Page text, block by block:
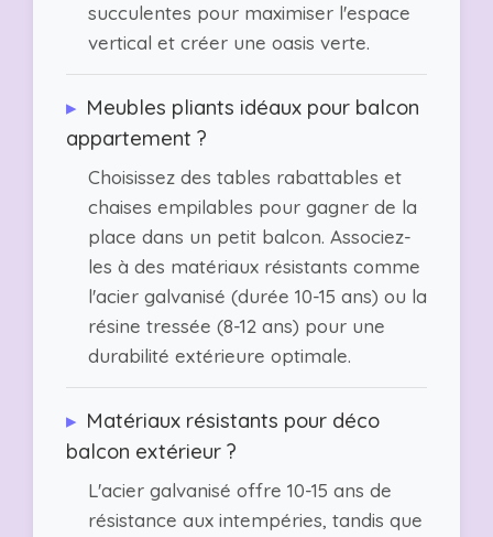
succulentes pour maximiser l'espace
vertical et créer une oasis verte.
▸ Meubles pliants idéaux pour balcon
appartement ?
Choisissez des tables rabattables et
chaises empilables pour gagner de la
place dans un petit balcon. Associez-
les à des matériaux résistants comme
l'acier galvanisé (durée 10-15 ans) ou la
résine tressée (8-12 ans) pour une
durabilité extérieure optimale.
▸ Matériaux résistants pour déco
balcon extérieur ?
L'acier galvanisé offre 10-15 ans de
résistance aux intempéries, tandis que